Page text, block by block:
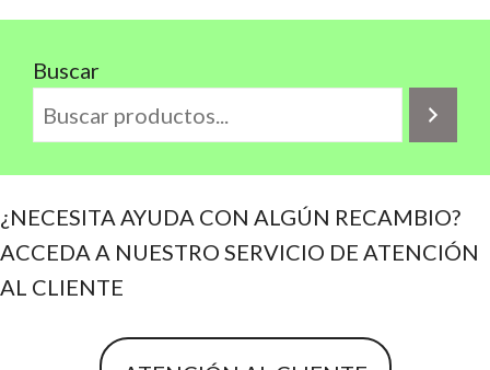
Buscar
¿NECESITA AYUDA CON ALGÚN RECAMBIO?
ACCEDA A NUESTRO SERVICIO DE ATENCIÓN
AL CLIENTE